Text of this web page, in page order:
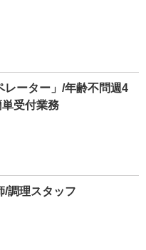
レーター」/年齢不問週4
受付業務
/調理スタッフ